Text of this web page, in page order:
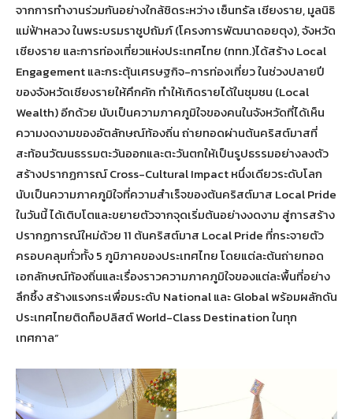
จากการทำงานร่วมกันอย่างใกล้ชิดระหว่าง เซ็นทรัล เชียงราย, มูลนิธิ
แม่ฟ้าหลวง ในพระบรมราชูปถัมภ์ (โครงการพัฒนาดอยตุง), จังหวัด
เชียงราย และการท่องเที่ยวแห่งประเทศไทย (ททท.)ได้สร้าง Local
Engagement และกระตุ้นเศรษฐกิจ-การท่องเที่ยว ในช่วงปลายปี
ของจังหวัดเชียงรายให้คึกคัก ทำให้เกิดรายได้ในชุมชน (Local
Wealth) อีกด้วย นับเป็นความภาคภูมิใจของคนในจังหวัดที่ได้เห็น
ความงดงามของอัตลักษณ์ท้องถิ่น ถ่ายทอดผ่านต้นคริสต์มาสที่
สะท้อนวัฒนธรรมตะวันออกและตะวันตกให้เป็นรูปธรรมอย่างลงตัว
สร้างปรากฏการณ์ Cross-Cultural Impact หนึ่งเดียวระดับโลก
นับเป็นความภาคภูมิใจที่ความสำเร็จของต้นคริสต์มาส Local Pride
ในวันนี้ ได้เติบโตและขยายตัวจากจุดเริ่มต้นอย่างงดงาม สู่การสร้าง
ปรากฏการณ์ใหม่ด้วย 11 ต้นคริสต์มาส Local Pride ที่กระจายตัว
ครอบคลุมทั่วทั้ง 5 ภูมิภาคของประเทศไทย โดยแต่ละต้นถ่ายทอด
เอกลักษณ์ท้องถิ่นและเรื่องราวความภาคภูมิใจของแต่ละพื้นที่อย่าง
ลึกซึ้ง สร้างแรงกระเพื่อมระดับ National และ Global พร้อมผลักดัน
ประเทศไทยติดท็อปลิสต์ World-Class Destination ในทุก
เทศกาล”